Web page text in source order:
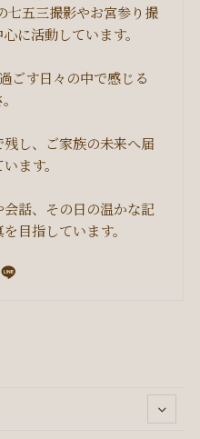
七五三撮影やお宮参り撮
に活動しています。
ごす日々の中で感じる
し、ご家族の未来へ届
ます。
話、その日の温かな記
目指しています。